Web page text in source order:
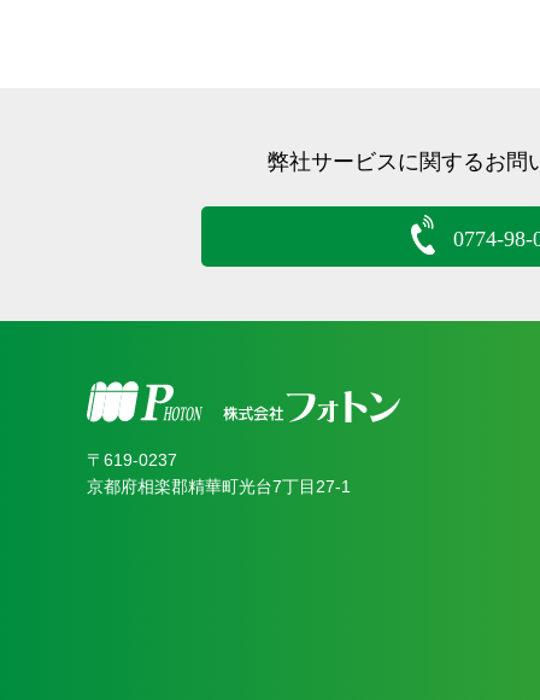
弊社サービスに関するお問
0774-98-
〒619‐0237
京都府相楽郡精華町光台7丁目27-1